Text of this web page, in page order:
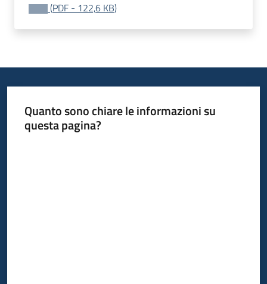
(PDF - 122,6 KB)
Quanto sono chiare le informazioni su
questa pagina?